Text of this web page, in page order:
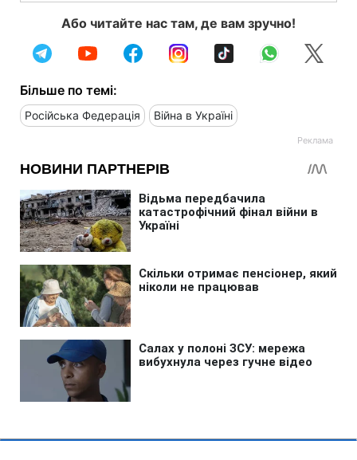
Або читайте нас там, де вам зручно!
Більше по темі:
Російська Федерація Війна в Україні